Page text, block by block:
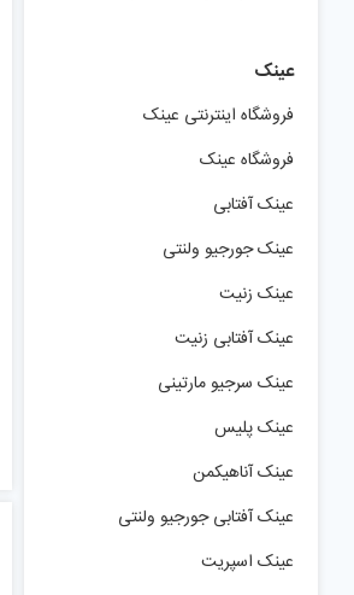
عینک
فروشگاه اینترنتی عینک
فروشگاه عینک
عینک آفتابی
عینک جورجیو ولنتی
عینک زنیت
عینک آفتابی زنیت
عینک سرجیو مارتینی
عینک پلیس
عینک آناهیکمن
عینک آفتابی جورجیو ولنتی
عینک اسپریت